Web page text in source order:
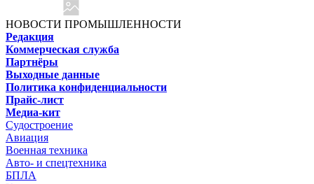
НОВОСТИ ПРОМЫШЛЕННОСТИ
Редакция
Коммерческая служба
Партнёры
Выходные данные
Политика конфиденциальности
Прайс-лист
Медиа-кит
Судостроение
Авиация
Военная техника
Авто- и спецтехника
БПЛА